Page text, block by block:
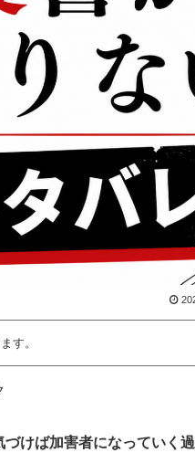
す。
けば加害者になっていく